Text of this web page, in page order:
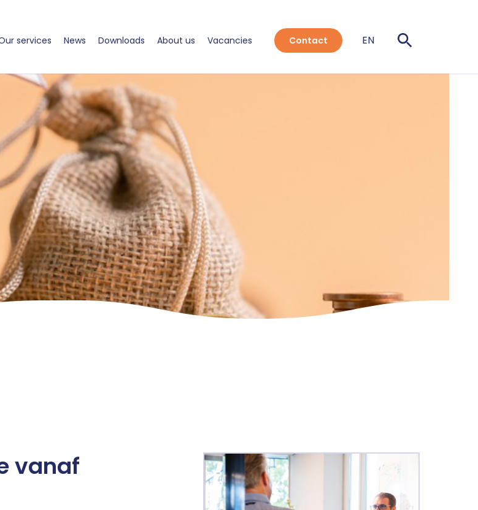
EN
services News Downloads About us Vacancies Contact
vanaf